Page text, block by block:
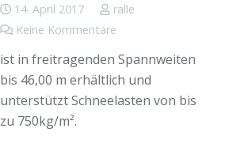
14. April 2017
ralle
Keine Kommentare
ist in freitragenden Spannweiten
bis 46,00 m erhältlich und
unterstützt Schneelasten von bis
zu 750kg/m².